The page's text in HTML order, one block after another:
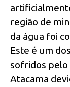
região de
da água foi
Este é um
sofridos pelo
Atacama